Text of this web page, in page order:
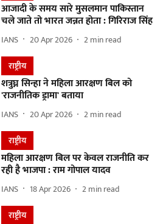
आजादी के समय सारे मुसलमान पाकिस्तान
चले जाते तो भारत जन्नत होता : गिरिराज सिंह
IANS 20 Apr 2026 2min read
राष्ट्रीय
शत्रुघ्न सिन्हा ने महिला आरक्षण बिल को
'राजनीतिक ड्रामा' बताया
IANS 20 Apr 2026 2min read
राष्ट्रीय
महिला आरक्षण बिल पर केवल राजनीति कर
रही है भाजपा : राम गोपाल यादव
IANS 18 Apr 2026 2min read
राष्ट्रीय